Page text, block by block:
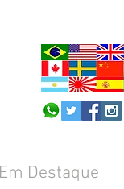
Destaque